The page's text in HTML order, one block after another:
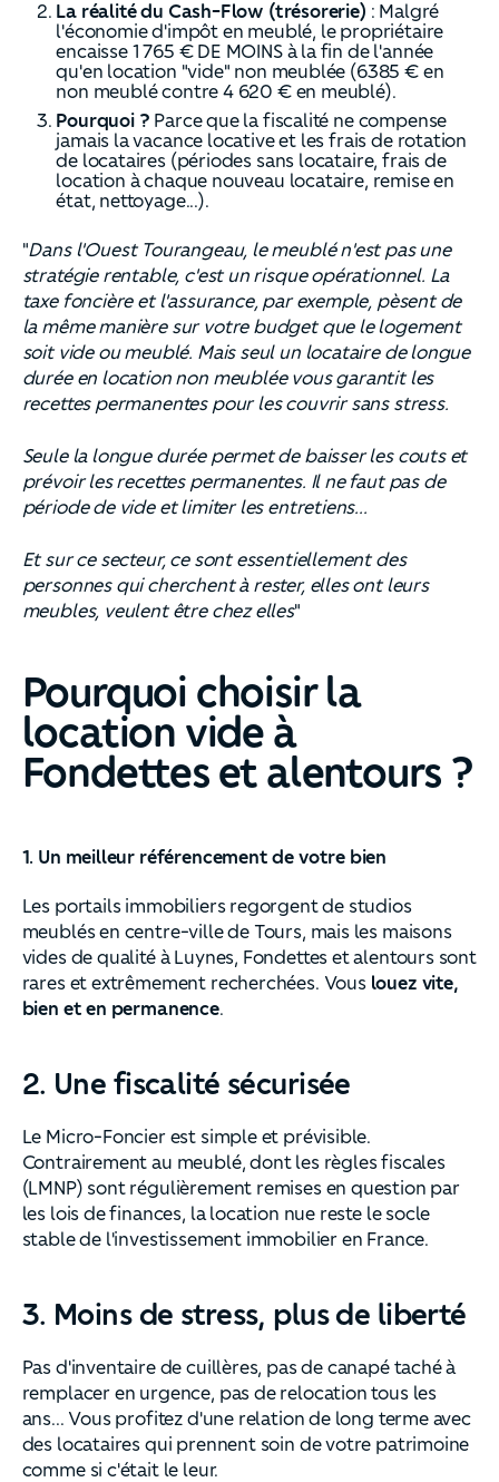
La réalité du Cash-Flow (trésorerie) : Malgré
l'économie d'impôt en meublé, le propriétaire
encaisse 1 765 € DE MOINS à la fin de l'année
qu'en location "vide" non meublée (6385 € en
non meublé contre 4 620 € en meublé).
Pourquoi ? Parce que la fiscalité ne compense
jamais la vacance locative et les frais de rotation
de locataires (périodes sans locataire, frais de
location à chaque nouveau locataire, remise en
état, nettoyage...).
"Dans l'Ouest Tourangeau, le meublé n'est pas une
stratégie rentable, c'est un risque opérationnel. La
taxe foncière et l'assurance, par exemple, pèsent de
la même manière sur votre budget que le logement
soit vide ou meublé. Mais seul un locataire de longue
durée en location non meublée vous garantit les
recettes permanentes pour les couvrir sans stress.
Seule la longue durée permet de baisser les couts et
prévoir les recettes permanentes. Il ne faut pas de
période de vide et limiter les entretiens...
Et sur ce secteur, ce sont essentiellement des
personnes qui cherchent à rester, elles ont leurs
meubles, veulent être chez elles"
Pourquoi choisir la
location vide à
Fondettes et alentours ?
1. Un meilleur référencement de votre bien
Les portails immobiliers regorgent de studios
meublés en centre-ville de Tours, mais les maisons
vides de qualité à Luynes, Fondettes et alentours sont
rares et extrêmement recherchées. Vouslouez vite,
bien et en permanence.
2. Une fiscalité sécurisée
Le Micro-Foncier est simple et prévisible.
Contrairement au meublé, dont les règles fiscales
(LMNP) sont régulièrement remises en question par
les lois de finances, la location nue reste le socle
stable de l'investissement immobilier en France.
3. Moins de stress, plus de liberté
Pas d'inventaire de cuillères, pas de canapé taché à
remplacer en urgence, pas de relocation tous les
ans... Vous profitez d'une relation de long terme avec
des locataires qui prennent soin de votre patrimoine
comme si c'était le leur.